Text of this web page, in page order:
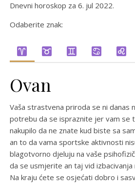
Dnevni horoskop za 6. jul 2022.
Odaberite znak:
Ovan
Vaša strastvena priroda se ni danas
potrebu da se ispraznite jer vam se
nakupilo da ne znate kud biste sa
an to da vama sportske aktivnosti
blagotvorno djeluju na vaše
da se usmjerite an taj vid
Na kraju ćete se osjećati dobro i